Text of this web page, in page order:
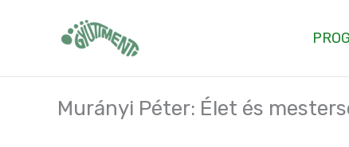
Murányi Péter: Élet és